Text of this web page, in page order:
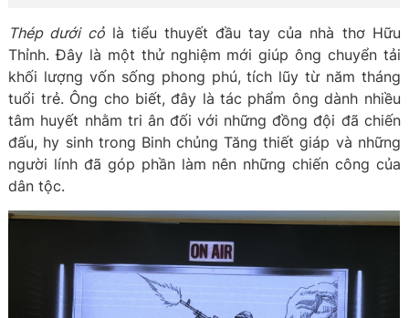
Thép dưới cỏlà tiểu thuyết đầu tay của nhà thơ Hữu
Thỉnh. Đây là một thử nghiệm mới giúp ông chuyển tải
khối lượng vốn sống phong phú, tích lũy từ năm tháng
tuổi trẻ. Ông cho biết, đây là tác phẩm ông dành nhiều
tâm huyết nhằm tri ân đối với những đồng đội đã chiến
đấu, hy sinh trong Binh chủng Tăng thiết giáp và những
người lính đã góp phần làm nên những chiến công của
dân tộc.